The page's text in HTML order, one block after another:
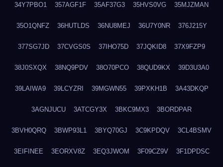
34Y7PBO1 357AGF1F 35AF37G3 35HVS0VG 35MJZMAN
35O1QNFZ 36HUTLDS 36NU8MEJ 36U7Y0NR 376J215Y
377SG7JD 37CVGS0S 37IHO75D 37JQKID8 37X9FZP9
38J0SXQX 38NQ9PDV 38O70PCO 38QUD9KX 39D3U3A0
39LAIWA9 39LCYZRI 39MGWN55 39PXKH1B 3A43DKQP
3AGNJUCU 3ATCGY3X 3BKC9MX3 3BORDPAR
3BVH0QRQ 3BWP93L1 3BYQ70GJ 3C9KPDQV 3CL4BSMV
3EIFINEE 3EORXV8Z 3EQ3JWOM 3F09CZ9V 3F1DPDSC